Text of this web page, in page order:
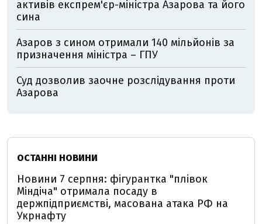
активів експрем'єр-міністра Азарова та його
сина
Азаров з сином отримали 140 мільйонів за
призначення міністра – ГПУ
Суд дозволив заочне розслідування проти
Азарова
ОСТАННІ НОВИНИ
Новини 7 серпня: фігурантка "плівок
Міндіча" отримала посаду в
держпідприємстві, масована атака РФ на
Укрнафту